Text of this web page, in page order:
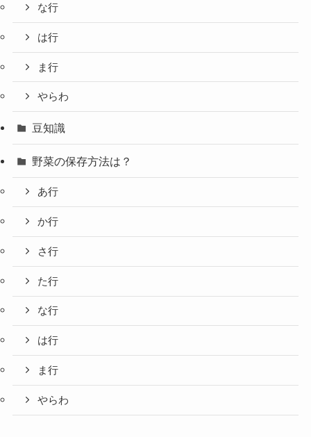
な行
は行
ま行
やらわ
豆知識
野菜の保存方法は？
あ行
か行
さ行
た行
な行
は行
ま行
やらわ